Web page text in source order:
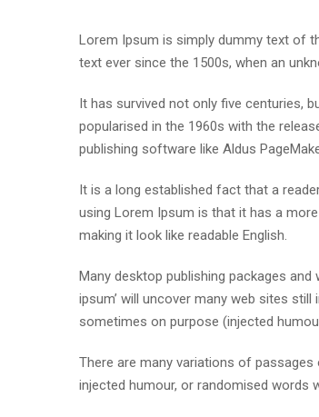
Lorem Ipsum is simply dummy text of
text ever since the 1500s, when an
It has survived not only five centuries,
popularised in the 1960s with the
publishing software like Aldus
It is a long established fact that a
using Lorem Ipsum is that it has a
making it look like readable English.
Many desktop publishing packages
ipsum’ will uncover many web sites
sometimes on purpose (injected
There are many variations of
injected humour, or randomised words